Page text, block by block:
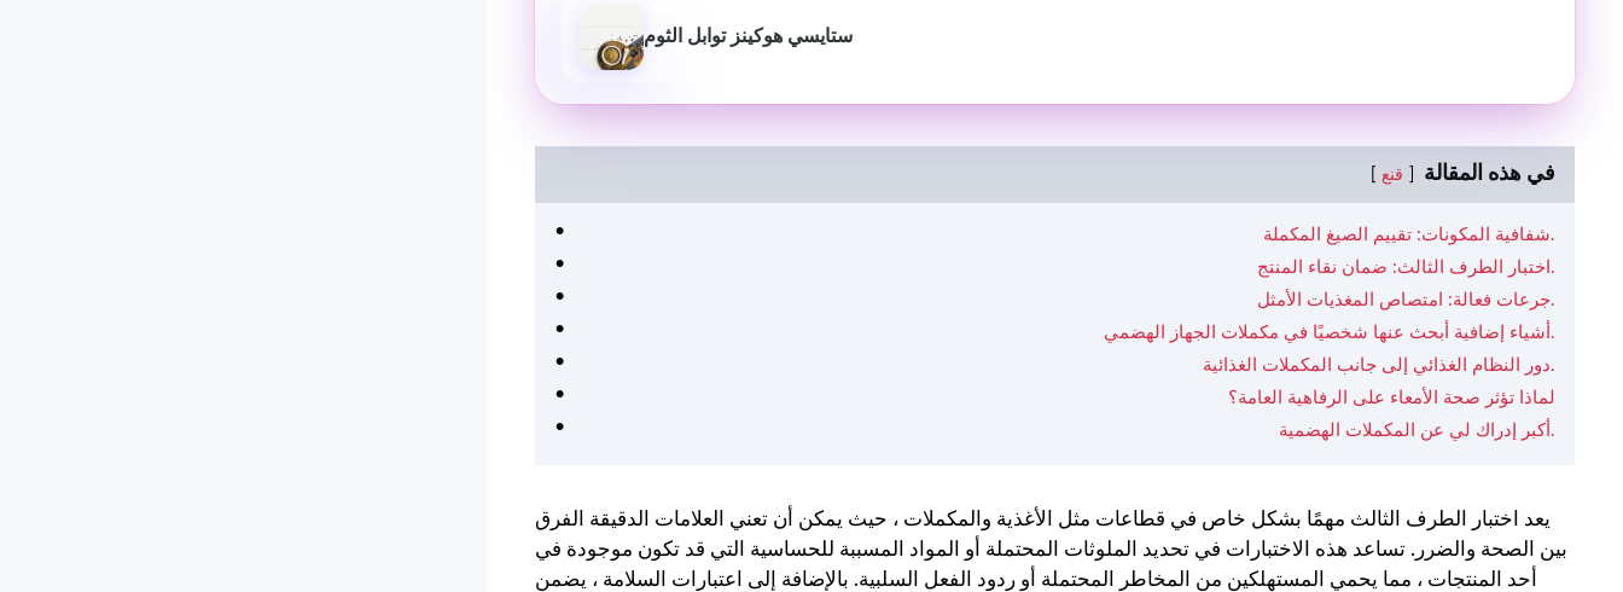
ستايسي هوكينز توابل الثوم
في هذه المقالة قنع
شفافية المكونات: تقييم الصيغ المكملة.
اختبار الطرف الثالث: ضمان نقاء المنتج.
جرعات فعالة: امتصاص المغذيات الأمثل.
أشياء إضافية أبحث عنها شخصيًا في مكملات الجهاز الهضمي.
دور النظام الغذائي إلى جانب المكملات الغذائية.
لماذا تؤثر صحة الأمعاء على الرفاهية العامة؟
أكبر إدراك لي عن المكملات الهضمية.
يعد اختبار الطرف الثالث مهمًا بشكل خاص في قطاعات مثل الأغذية والمكملات ، حيث يمكن أن تعني العلامات الدقيقة الفرق
بين الصحة والضرر. تساعد هذه الاختبارات في تحديد الملوثات المحتملة أو المواد المسببة للحساسية التي قد تكون موجودة في
أحد المنتجات ، مما يحمي المستهلكين من المخاطر المحتملة أو ردود الفعل السلبية. بالإضافة إلى اعتبارات السلامة ، يضمن